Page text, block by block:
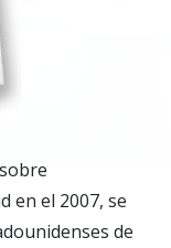
en el 2007, se
de